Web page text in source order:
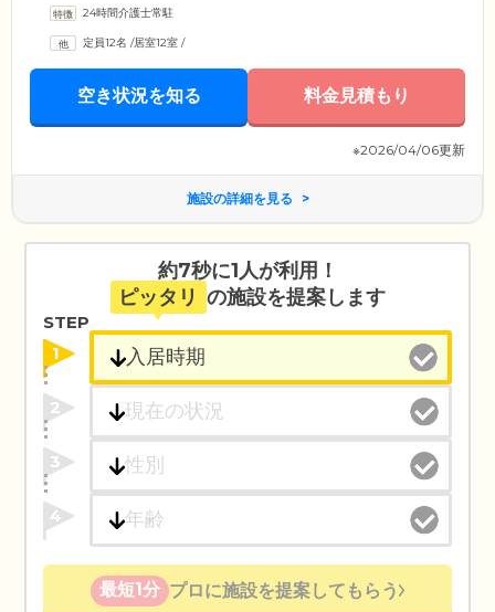
24時間介護士常駐
定員12名 /居室12室 /
空き状況を知る 料金見積もり
※2026/04/06更新
施設の詳細を見る
約7秒に1人が利用！
ピッタリ の施設を提案します
STEP
1
2
3
4
最短1分 プロに施設を提案してもらう